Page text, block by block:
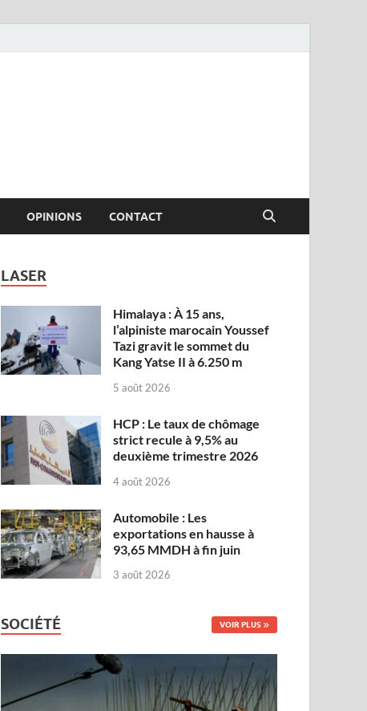
OPINIONS CONTACT
LASER
Himalaya : À 15 ans,
l’alpiniste marocain Youssef
Tazi gravit le sommet du
Kang Yatse II à 6.250 m
5 août 2026
HCP : Le taux de chômage
strict recule à 9,5% au
deuxième trimestre 2026
4 août 2026
Automobile : Les
exportations en hausse à
93,65 MMDH à fin juin
3 août 2026
SOCIÉTÉ VOIR PLUS